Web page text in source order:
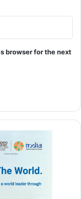
एल्गोरिदम
जॉइंट वेंचर
browser for the next